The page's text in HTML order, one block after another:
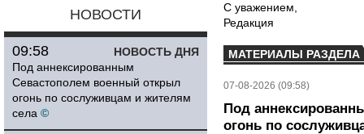
НОВОСТИ
НОВОСТЬ ДНЯ
09:58
Под аннексированным
Севастополем военный открыл
огонь по сослуживцам и жителям
села ©
С уважением,
Редакция
МАТЕРИАЛЫ РАЗДЕЛА
07-08-2026 (09:58)
Под
огонь по